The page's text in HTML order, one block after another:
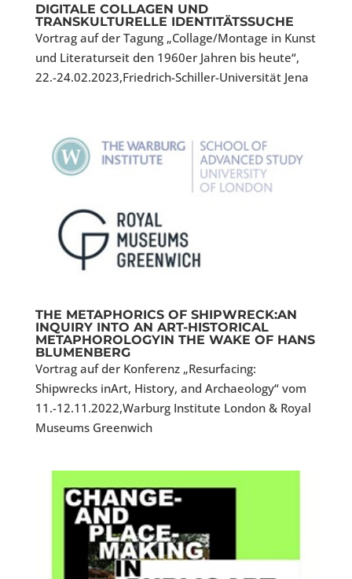
DIGITALE COLLAGEN UND
TRANSKULTURELLE IDENTITÄTSSUCHE
Vortrag auf der Tagung „Collage/Montage in Kunst
und Literaturseit den 1960er Jahren bis heute“,
22.-24.02.2023,Friedrich-Schiller-Universität Jena
THE METAPHORICS OF SHIPWRECK:AN
INQUIRY INTO AN ART-HISTORICAL
METAPHOROLOGYIN THE WAKE OF HANS
BLUMENBERG
Vortrag auf der Konferenz „Resurfacing:
Shipwrecks inArt, History, and Archaeology“ vom
11.-12.11.2022,Warburg Institute London & Royal
Museums Greenwich